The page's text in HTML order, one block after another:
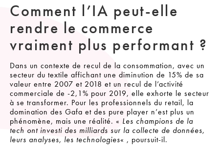
Comment l’IA peut-elle
rendre le commerce
vraiment plus performant ?
Dans un contexte de recul de la consommation, avec un
secteur du textile affichant une diminution de 15% de sa
valeur entre 2007 et 2018 et un recul de l’activité
commerciale de -2,1% pour 2019, elle exhorte le secteur
à se transformer. Pour les professionnels du retail, la
domination des Gafa et des pure player n’est plus un
phénomène, mais une réalité. « Les champions de la
tech ont investi des milliards sur la collecte de données,
leurs analyses, les technologies« , poursuit-il.